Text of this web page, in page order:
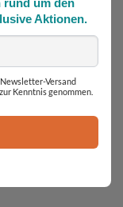
Aktionen.
Versand
zur Kenntnis genommen.